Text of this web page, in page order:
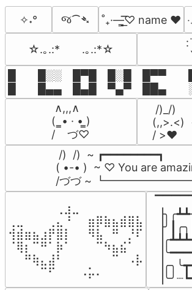
✧˖° જ⁀➴ ˚₊·—̳͟͞͞♡ name ♥️
☆.｡.:*　　.｡.:*☆
⠀
█  █░░ █▀█ █░█ █▀▀
█  █▄▄ █▄█ ▀▄▀ ██▄
∧,,,∧
(  ̳• · • ̳)
/    づ♡
/)_/)
(,,>.<)
/ >❤️
/)  /)  ~ ┏━━━━━━━━┓
( •-• )  ~ ♡ You are
/づづ ~
⠀⠀⠀⠀⠀⠀⢀⣰⣀⠀⠀⠀⠀⠀⠀⠀⠀
⢀⣀⠀⠀⠀⢀⣄⠘⠀⠀⣶⡿⣷⣦⣾⣿⣧
⢺⣾⣶⣦⣰⡟⣿⡇⠀⠀⠻⣧⠀⠛⠀⡘⠏
⠈⢿⡆⠉⠛⠁⡷⠁⠀⠀⠀⠉⠳⣦⣮⠁⠀
⠀⠀⠛⢷⣄⣼⠃⠀⠀⠀⠀⠀⠀⠉⠀⠠⡧
⠀⠀⠀⠀⠉⠋⠀⠀⠀⠠⡥⠄⠀⠀⠀⠀⠀